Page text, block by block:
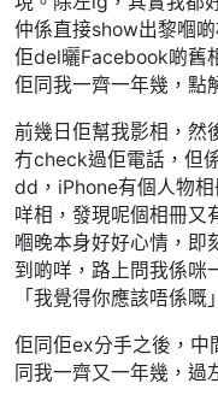
仲係直接show出黎嗰
佢del曬Facebook啲舊
佢同我一齊一年幾，點
前幾日佢幫我影相，然
冇check過佢電話，但
dd，iPhone有個人物
咩相，發現呢個相冊
嗰晚本身好好心情，即
到啲咩，路上問我係咪
「我覺得你應該唔係嘅
佢同佢ex分手之後，中
同我一齊又一年幾，過